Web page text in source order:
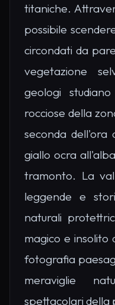
titaniche.
possibile
circondati da
vegetazione
geologi
rocciose della
seconda dell'ora
giallo ocra
tramonto. La
leggende e
naturali
magico e insolito
fotografia
meraviglie
spettacolari della